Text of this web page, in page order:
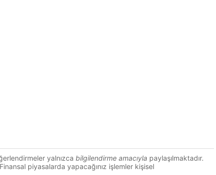
yalnızca bilgilendirme amacıyla paylaşılmaktadır.
piyasalarda yapacağınız işlemler kişisel